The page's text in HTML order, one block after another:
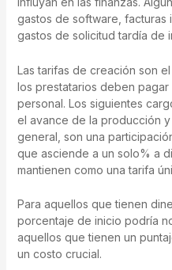
gastos de software,
gastos de solicitud tardía de
Las tarifas de creación son
los prestatarios deben pagar
personal. Los siguientes
el avance de la producción
general, son una
que asciende a un solo% a
mantienen como una tarifa
Para aquellos que tienen
porcentaje de inicio podría
aquellos que tienen un
un costo crucial.